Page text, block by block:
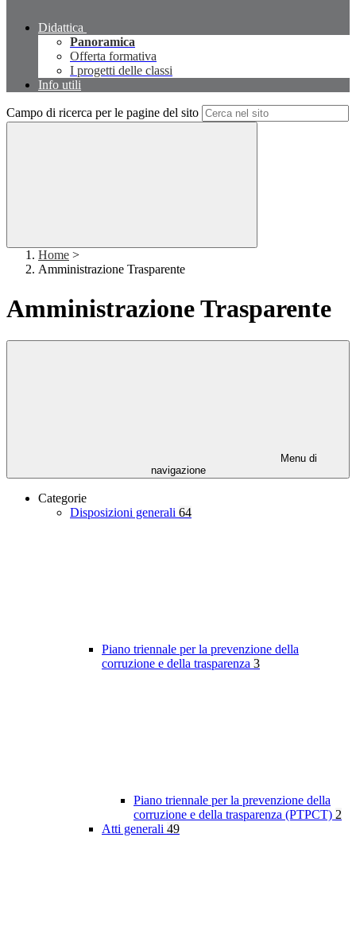
Didattica
Panoramica
Offerta formativa
I progetti delle classi
Info utili
Campo di ricerca per le pagine del sito
Home >
Amministrazione Trasparente
Amministrazione Trasparente
Menu di
navigazione
Categorie
Disposizioni generali 64
Piano triennale per la prevenzione della
corruzione e della trasparenza 3
Piano triennale per la prevenzione della
corruzione e della trasparenza (PTPCT) 2
Atti generali 49